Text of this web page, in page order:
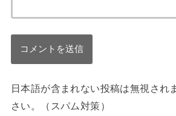
日本語が含まれない投稿は無視され
さい。（スパム対策）